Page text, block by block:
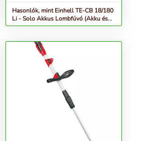
Hasonlók, mint Einhell TE-CB 18/180
Li - Solo Akkus Lombfúvó (Akku és
töltő nélkül)